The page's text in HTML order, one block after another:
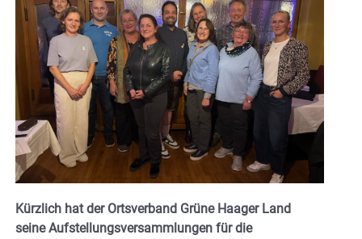
Kürzlich hat der Ortsverband Grüne Haager Land
seine Aufstellungsversammlungen für die